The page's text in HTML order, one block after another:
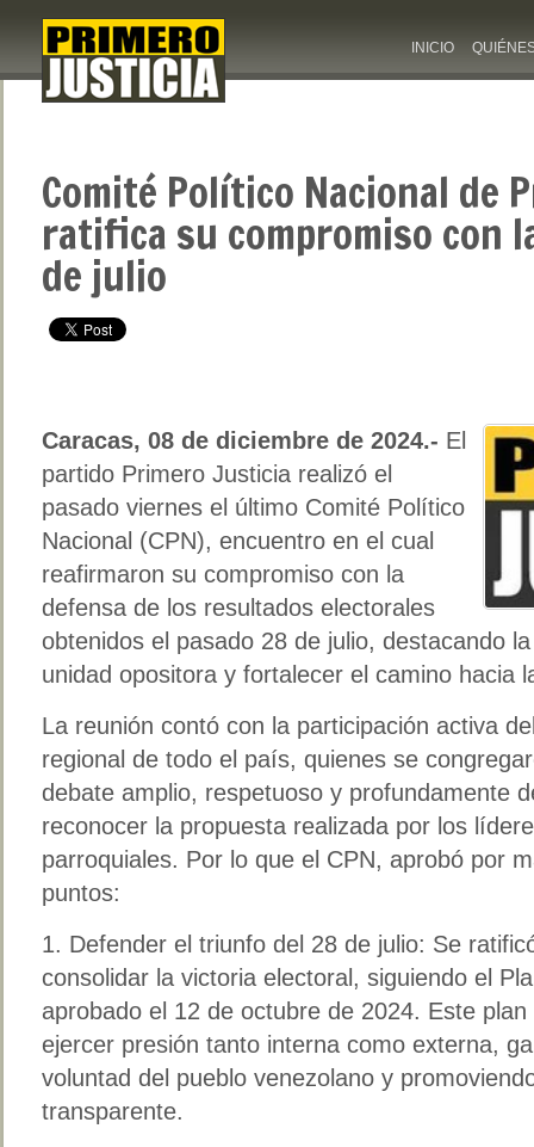
INICIO
Comité Político Nacional de
ratifica su compromiso con
de julio
Caracas, 08 de diciembre de 2024.- El
partido Primero Justicia realizó el
pasado viernes el último Comité Político
Nacional (CPN), encuentro en el cual
reafirmaron su compromiso con la
defensa de los resultados electorales
obtenidos el pasado 28 de julio, destacando
unidad opositora y fortalecer el camino hacia
La reunión contó con la participación activa
regional de todo el país, quienes se
debate amplio, respetuoso y profundamente
reconocer la propuesta realizada por los
parroquiales. Por lo que el CPN, aprobó por
puntos:
1. Defender el triunfo del 28 de julio: Se
consolidar la victoria electoral, siguiendo el
aprobado el 12 de octubre de 2024. Este
ejercer presión tanto interna como externa,
voluntad del pueblo venezolano y
transparente.